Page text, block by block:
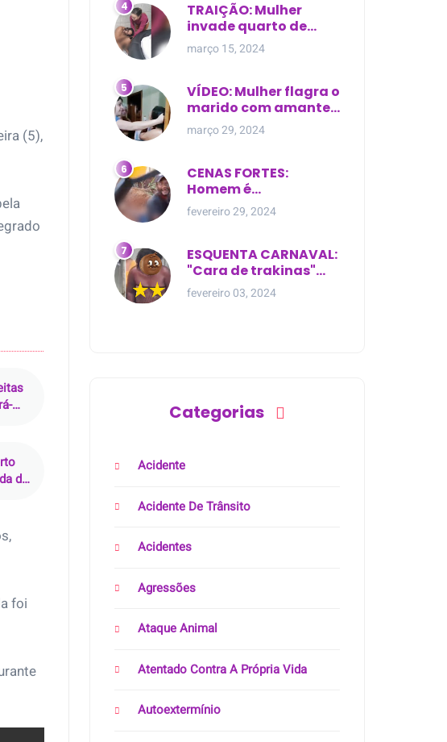
(5),
de
foi
TRAIÇÃO: Mulher
invade quarto de
motel e encontra o
marido com outra na
março 15, 2024
VÍDEO: Mulher flagra o
marido com amante
dentro da própria
residência
março 29, 2024
CENAS FORTES:
Homem é
brutalmente atacado
e morto a golpes de
fevereiro 29, 2024
ESQUENTA CARNAVAL:
"Cara de trakinas"
dança seminua no
meio da rua na Bahia
fevereiro 03, 2024
Categorias
Acidente
Acidente De Trânsito
Acidentes
Agressões
Ataque Animal
Atentado Contra A Própria Vida
Autoextermínio